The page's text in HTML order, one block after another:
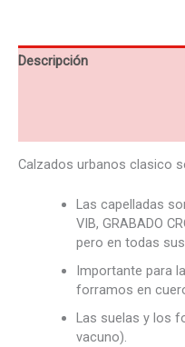
Descripción
Calzados urbanos clasico
Las capelladas
VIB, GRABADO
pero en todas
Importante para
forramos en
Las suelas y los
vacuno).